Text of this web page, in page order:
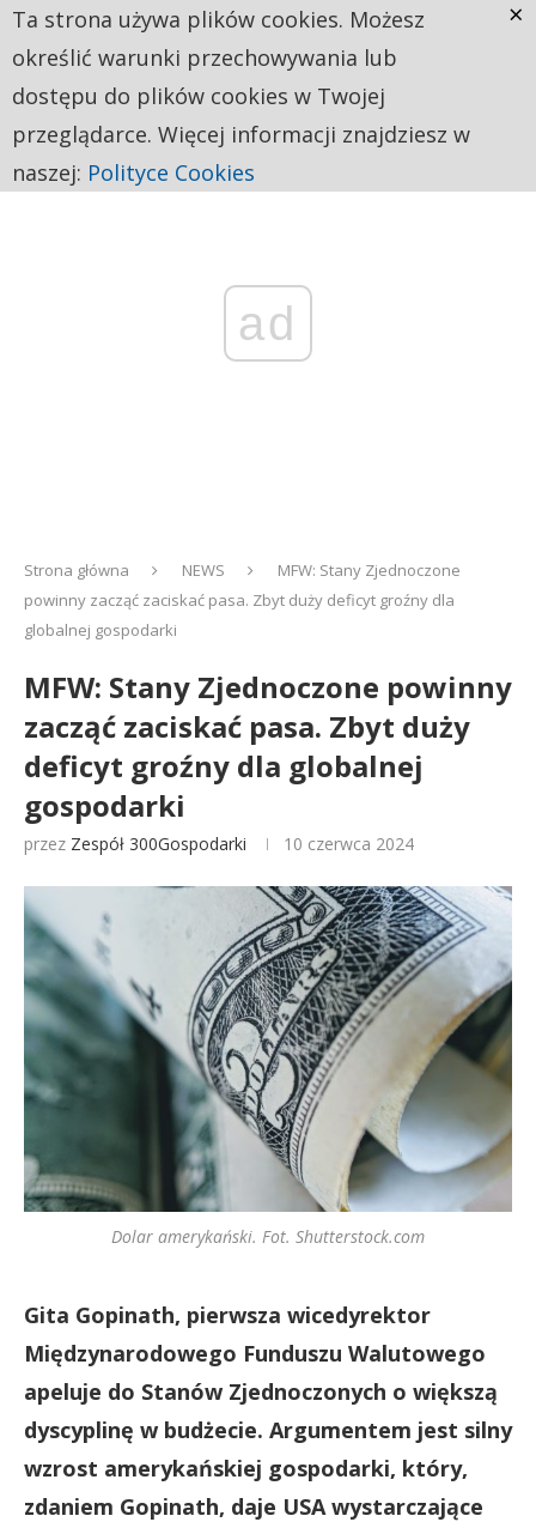
ad
Strona główna NEWS
MFW: Stany Zjednoczone
powinny zacząć zaciskać pasa. Zbyt duży deficyt groźny dla
globalnej gospodarki
MFW: Stany Zjednoczone powinny
zacząć zaciskać pasa. Zbyt duży
deficyt groźny dla globalnej
gospodarki
przez Zespół 300Gospodarki 10 czerwca 2024
Dolar amerykański. Fot. Shutterstock.com
Gita Gopinath, pierwsza wicedyrektor
Międzynarodowego Funduszu Walutowego
apeluje do Stanów Zjednoczonych o większą
dyscyplinę w budżecie. Argumentem jest silny
wzrost amerykańskiej gospodarki, który,
zdaniem Gopinath, daje USA wystarczające
Ta strona używa plików cookies. Możesz
określić warunki przechowywania lub
dostępu do plików cookies w Twojej
przeglądarce. Więcej informacji znajdziesz w
naszej: Polityce Cookies
×